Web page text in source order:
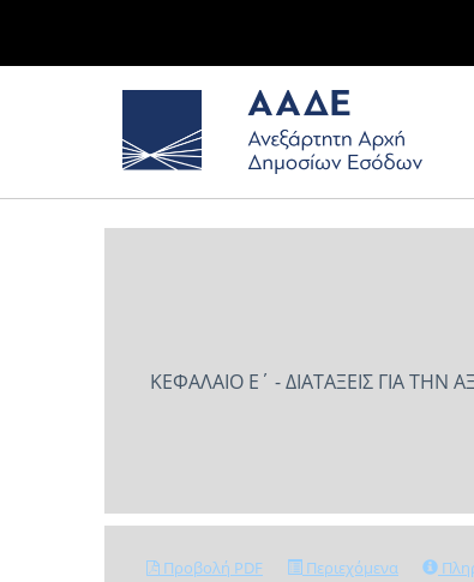
ΚΕΦΑΛΑΙΟ Ε΄ - ΔΙΑΤΑΞΕΙΣ ΓΙΑ
Προβολή PDF Περιεχόμενα